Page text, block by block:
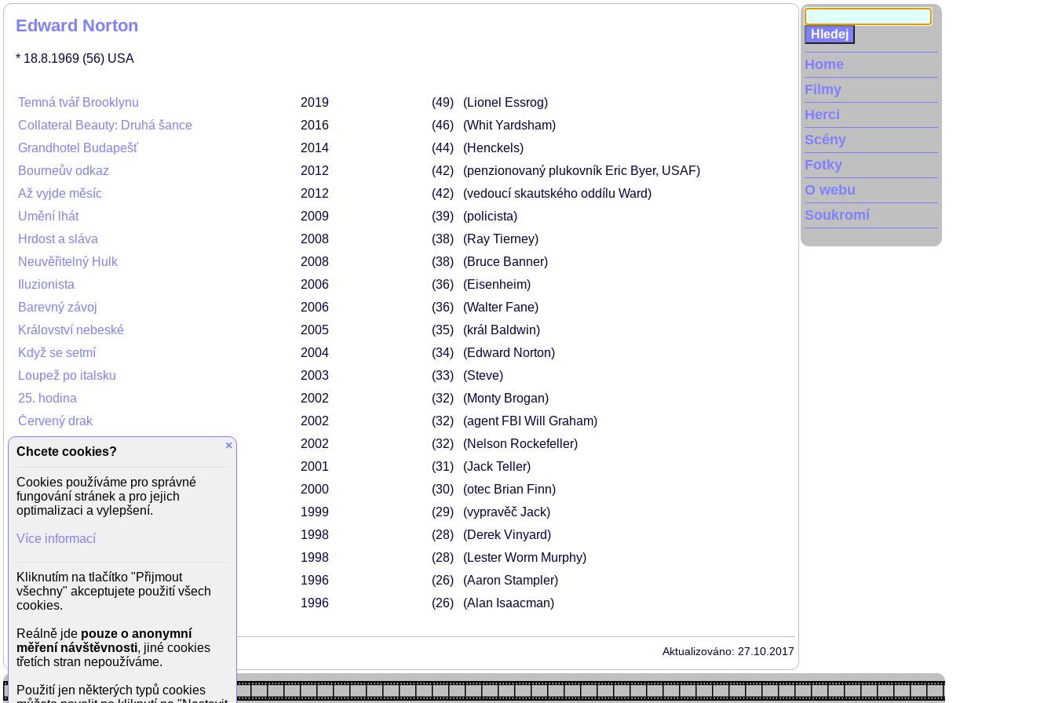
Edward Norton
* 18.8.1969 (56) USA
Temná tvář Brooklynu 2019 49
(Lionel Essrog)
Collateral Beauty: Druhá šance
2016 46
(Whit Yardsham)
Grandhotel Budapešť
2014 44
(Henckels)
Bourneův odkaz
2012 42
(penzionovaný plukovník Eric Byer, USAF)
Až vyjde měsíc
2012 42
(vedoucí skautského oddílu Ward)
Umění lhát
2009 39
(policista)
Hrdost a sláva
2008 38
(Ray Tierney)
Neuvěřitelný Hulk
2008 38
(Bruce Banner)
Iluzionista
2006 36
(Eisenheim)
Barevný závoj
2006 36
(Walter Fane)
Království nebeské
2005 35
(král Baldwin)
Když se setmí
2004 34
(Edward Norton)
Loupež po italsku
2003 33
(Steve)
25. hodina
2002 32
(Monty Brogan)
Červený drak
2002 32
(agent FBI Will Graham)
Frida
2002 32
(Nelson Rockefeller)
2001 31
(Jack Teller)
Rabín, kněz a krásná blondýna
2000 30
(otec Brian Finn)
Klub rváčů
1999 29
(vypravěč Jack)
Kult hákového kříže
1998 28
(Derek Vinyard)
1998 28
(Lester Worm Murphy)
Prvotní strach
1996 26
(Aaron Stampler)
Lid versus Larry Flynt
1996 26 (Alan Isaacman)
Aktualizováno: 27.10.2017
Home
Filmy
Herci
Scény
Fotky
O webu
Soukromí
×
Chcete cookies?
Cookies používáme pro správné
fungování stránek a pro jejich
optimalizaci a vylepšení.
Více informací
Kliknutím na tlačítko "Přijmout
všechny" akceptujete použití všech
cookies.
Reálně jde pouze o anonymní
měření návštěvnosti, jiné cookies
třetích stran nepoužíváme.
Použití jen některých typů cookies